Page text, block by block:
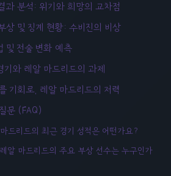
과 분석: 위기와 희망의 교차점
상 및 징계 현황: 수비진의 비상
및 전술 변화 예측
기와 레알 마드리드의 과제
기회로, 레알 마드리드의 저력
문 (FAQ)
드리드의 최근 경기 성적은 어떤가요?
알 마드리드의 주요 부상 선수는 누구인가